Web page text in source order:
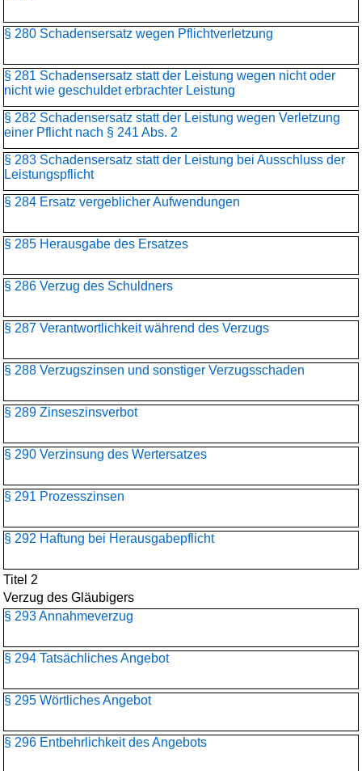
§ 280 Schadensersatz wegen Pflichtverletzung
§ 281 Schadensersatz statt der Leistung wegen nicht oder
nicht wie geschuldet erbrachter Leistung
§ 282 Schadensersatz statt der Leistung wegen Verletzung
einer Pflicht nach § 241 Abs. 2
§ 283 Schadensersatz statt der Leistung bei Ausschluss der
Leistungspflicht
§ 284 Ersatz vergeblicher Aufwendungen
§ 285 Herausgabe des Ersatzes
§ 286 Verzug des Schuldners
§ 287 Verantwortlichkeit während des Verzugs
§ 288 Verzugszinsen und sonstiger Verzugsschaden
§ 289 Zinseszinsverbot
§ 290 Verzinsung des Wertersatzes
§ 291 Prozesszinsen
§ 292 Haftung bei Herausgabepflicht
Titel 2
Verzug des Gläubigers
§ 293 Annahmeverzug
§ 294 Tatsächliches Angebot
§ 295 Wörtliches Angebot
§ 296 Entbehrlichkeit des Angebots